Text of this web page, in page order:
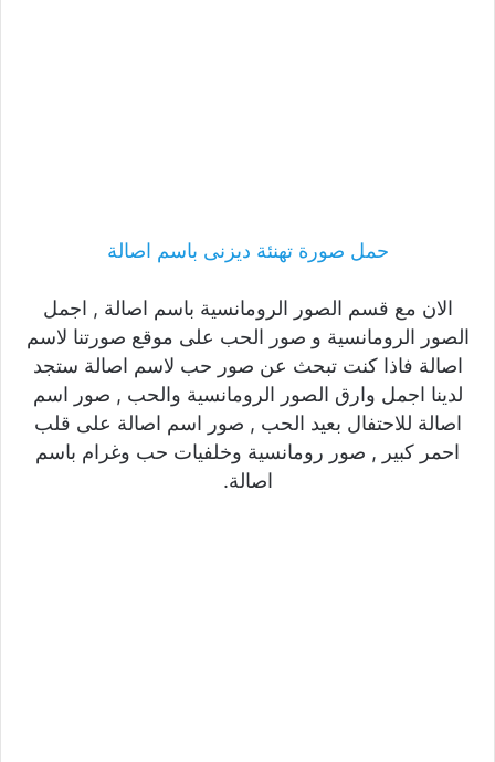
حمل صورة تهنئة ديزنى باسم اصالة
الان مع قسم الصور الرومانسية باسم اصالة , اجمل
الصور الرومانسية و صور الحب على موقع صورتنا لاسم
اصالة فاذا كنت تبحث عن صور حب لاسم اصالة ستجد
لدينا اجمل وارق الصور الرومانسية والحب , صور اسم
اصالة للاحتفال بعيد الحب , صور اسم اصالة على قلب
احمر كبير , صور رومانسية وخلفيات حب وغرام باسم
اصالة.